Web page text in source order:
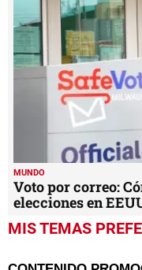
MUNDO
Voto por correo:
elecciones en
MIS TEMAS